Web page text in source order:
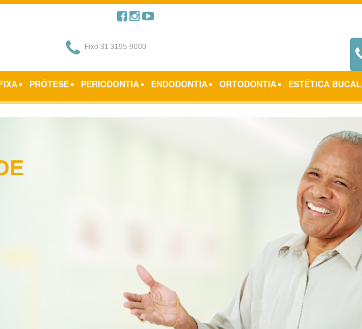
Fixo 31 3195-9000
PRÓTESE PERIODONTIA ENDODONTIA ORTODONTIA ESTÉTICA BUCAL